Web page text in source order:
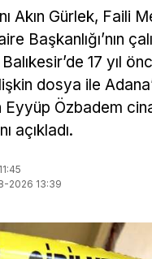
Akın Gürlek, Faili
Başkanlığı’nın
17 yıl
dosya ile
Eyyüp Özbadem
açıkladı.
2026 13:39